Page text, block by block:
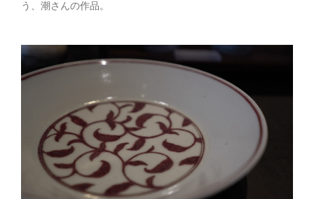
う、潮さんの作品。